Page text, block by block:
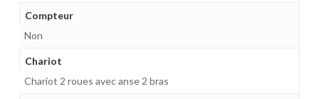
Compteur
Non
Chariot
Chariot 2 roues avec anse 2 bras